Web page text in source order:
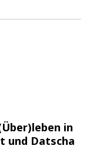
in
und Datscha